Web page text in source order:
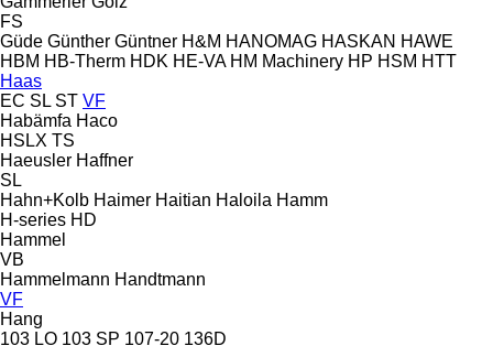
FS
Güde Günther Güntner H&M HANOMAG HASKAN HAWE
HBM HB‑Therm HDK HE-VA HM Machinery HP HSM HTT
Haas
EC SL ST VF
Habämfa Haco
HSLX TS
Haeusler Haffner
SL
Hahn+Kolb Haimer Haitian Haloila Hamm
H-series HD
Hammel
VB
Hammelmann Handtmann
VF
Hang
103 LO 103 SP 107-20 136D